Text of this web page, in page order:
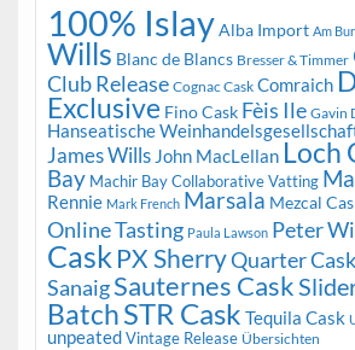
100% IslayAlba Import Am
Wills Blanc de Blancs Bresser & Timmer
Club Release Cognac Cask Comraich
Exclusive Fino Cask Fèis Ile Gavin
Hanseatische
James Wills John MacLellan Loch
Bay Machir Bay Collaborative Vatting
Rennie Mark French Marsala Mezcal
Online Tasting Paula Lawson Peter
Cask PX SherryQuarter Cask
SanaigSauternes Cask
BatchSTR Cask Tequila Cask
unpeatedVintage Release Übersichten